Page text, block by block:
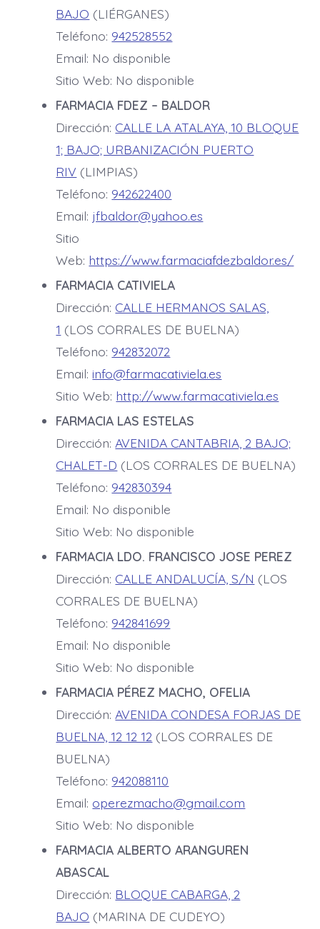
BAJO (LIÉRGANES)
Teléfono: 942528552
Email: No disponible
Sitio Web: No disponible
FARMACIA FDEZ – BALDOR
Dirección: CALLE LA ATALAYA, 10 BLOQUE
1; BAJO; URBANIZACIÓN PUERTO
RIV (LIMPIAS)
Teléfono: 942622400
Email: jfbaldor@yahoo.es
Sitio
Web: https://www.farmaciafdezbaldor.es/
FARMACIA CATIVIELA
Dirección: CALLE HERMANOS SALAS,
1 (LOS CORRALES DE BUELNA)
Teléfono: 942832072
Email:info@farmacativiela.es
Sitio Web: http://www.farmacativiela.es
FARMACIA LAS ESTELAS
Dirección:AVENIDA CANTABRIA, 2 BAJO;
CHALET-D (LOS CORRALES DE BUELNA)
Teléfono: 942830394
Email: No disponible
Sitio Web: No disponible
FARMACIA LDO. FRANCISCO JOSE PEREZ
Dirección: CALLE ANDALUCÍA, S/N (LOS
CORRALES DE BUELNA)
Teléfono: 942841699
Email: No disponible
Sitio Web: No disponible
FARMACIA PÉREZ MACHO, OFELIA
Dirección:AVENIDA CONDESA FORJAS DE
BUELNA, 12 12 12 (LOS CORRALES DE
BUELNA)
Teléfono: 942088110
Email: operezmacho@gmail.com
Sitio Web: No disponible
FARMACIA ALBERTO ARANGUREN
ABASCAL
Dirección: BLOQUE CABARGA, 2
BAJO (MARINA DE CUDEYO)